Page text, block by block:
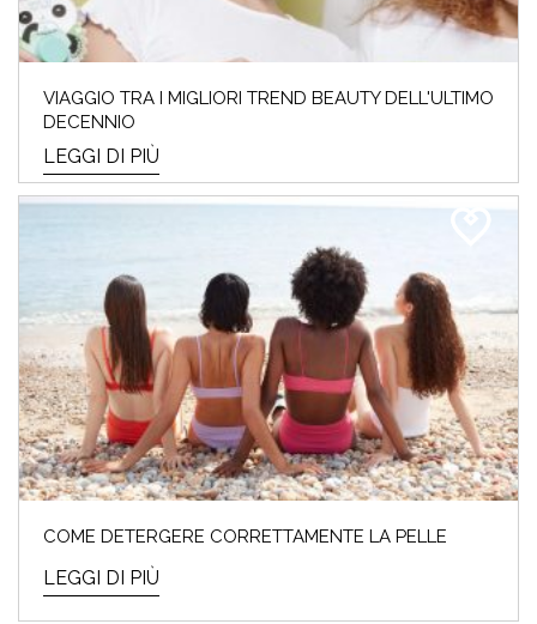
VIAGGIO TRA I MIGLIORI TREND BEAUTY DELL'ULTIMO
DECENNIO
LEGGI DI PIÙ
COME DETERGERE CORRETTAMENTE LA PELLE
LEGGI DI PIÙ